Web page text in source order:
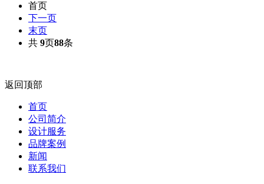
首页
下一页
末页
共 9页88条
返回顶部
首页
公司简介
设计服务
品牌案例
新闻
联系我们